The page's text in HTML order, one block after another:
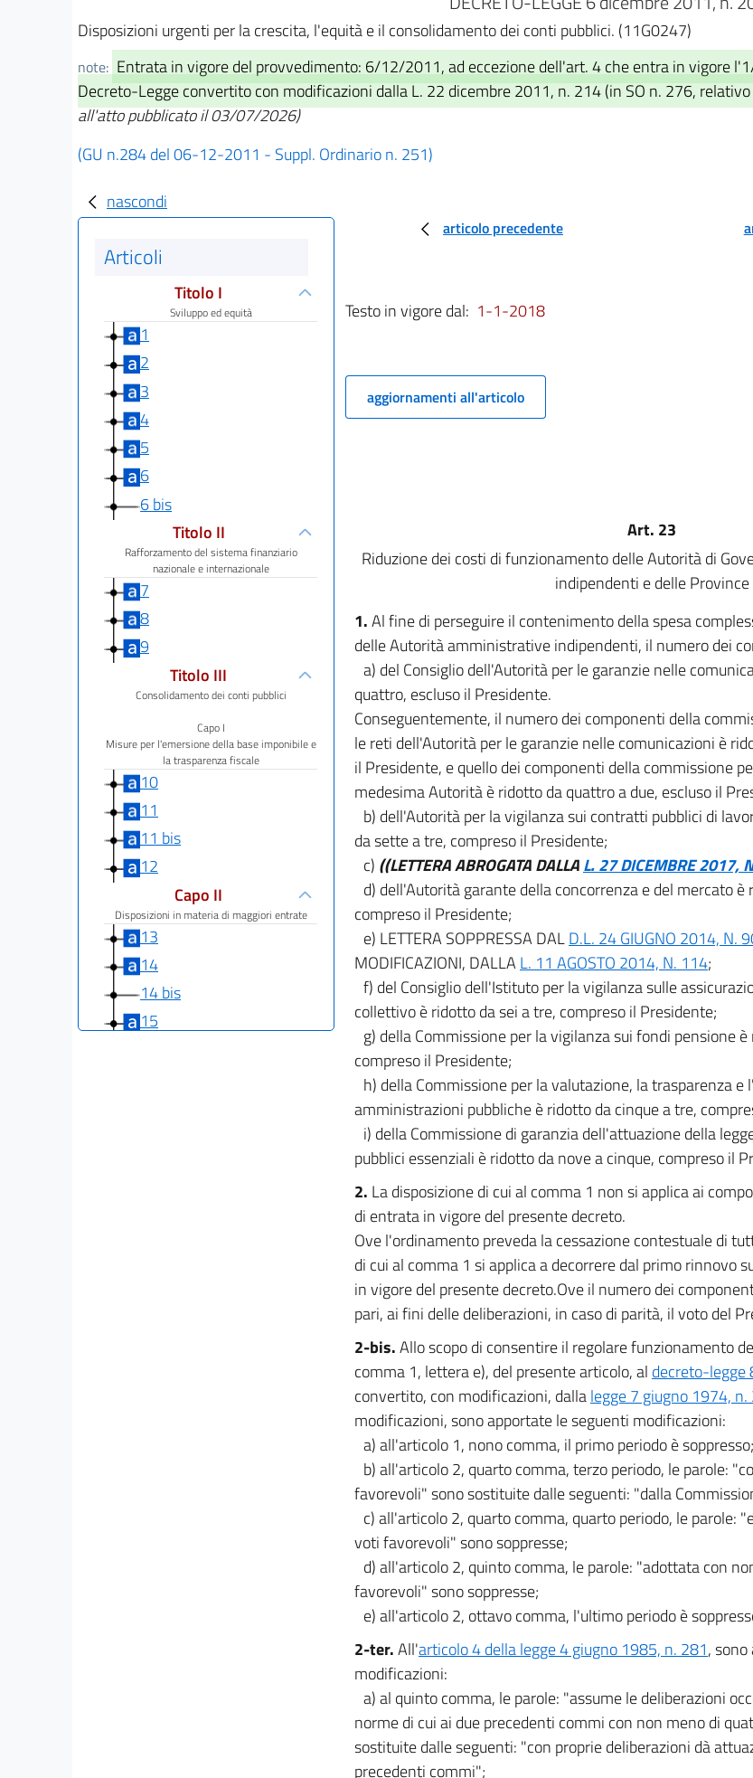
Disposizioni urgenti per la crescita, l'equità e il consolidamento dei conti pubblici. (11G0247)
note: Entrata in vigore del provvedimento: 6/12/2011, ad eccezione dell'art. 4 che entra in vigore
Decreto-Legge convertito con modificazioni dalla L. 22 dicembre 2011, n. 214 (in SO n. 276,
all'atto pubblicato il 03/07/2026)
(GU n.284 del 06-12-2011 - Suppl. Ordinario n. 251)
nascondi
Articoli
Titolo I
Sviluppo ed equità
1
2
3
4
5
6
6 bis
Titolo II
Rafforzamento del sistema finanziario
nazionale e internazionale
7
8
9
Titolo III
Consolidamento dei conti pubblici
Capo I
Misure per l'emersione della base imponibile e
la trasparenza fiscale
10
11
11 bis
12
Capo II
Disposizioni in materia di maggiori entrate
13
14
14 bis
15
articolo precedente
Testo in vigore dal: 1-1-2018
aggiornamenti all'articolo
Art. 23
Riduzione dei costi di funzionamento delle Autorità di
indipendenti e delle Province
1.Al fine di perseguire il contenimento della spesa
delle Autorità amministrative indipendenti, il numero dei
a) del Consiglio dell'Autorità per le garanzie nelle
quattro, escluso il Presidente.
Conseguentemente, il numero dei componenti della
le reti dell'Autorità per le garanzie nelle comunicazioni è
il Presidente, e quello dei componenti della commissione
medesima Autorità è ridotto da quattro a due, escluso il
b) dell'Autorità per la vigilanza sui contratti pubblici di
da sette a tre, compreso il Presidente;
c) ((LETTERA ABROGATA DALLAL. 27 DICEMBRE 2017,
d) dell'Autorità garante della concorrenza e del mercato è
compreso il Presidente;
e) LETTERA SOPPRESSA DALD.L. 24 GIUGNO 2014, N.
MODIFICAZIONI, DALLA L. 11 AGOSTO 2014, N. 114;
f) del Consiglio dell'Istituto per la vigilanza sulle
collettivo è ridotto da sei a tre, compreso il Presidente;
g) della Commissione per la vigilanza sui fondi pensione
compreso il Presidente;
h) della Commissione per la valutazione, la trasparenza
amministrazioni pubbliche è ridotto da cinque a tre,
i) della Commissione di garanzia dell'attuazione della
pubblici essenziali è ridotto da nove a cinque, compreso il
2. La disposizione di cui al comma 1 non si applica ai
di entrata in vigore del presente decreto.
Ove l'ordinamento preveda la cessazione contestuale di
di cui al comma 1 si applica a decorrere dal primo rinnovo
in vigore del presente decreto.Ove il numero dei
pari, ai fini delle deliberazioni, in caso di parità, il voto del
2-bis.Allo scopo di consentire il regolare funzionamento
comma 1, lettera e), del presente articolo, al decreto-legge
convertito, con modificazioni, dallalegge 7 giugno 1974,
modificazioni, sono apportate le seguenti modificazioni:
a) all'articolo 1, nono comma, il primo periodo è soppresso;
b) all'articolo 2, quarto comma, terzo periodo, le parole:
favorevoli" sono sostituite dalle seguenti: "dalla
c) all'articolo 2, quarto comma, quarto periodo, le parole:
voti favorevoli" sono soppresse;
d) all'articolo 2, quinto comma, le parole: "adottata con
favorevoli" sono soppresse;
e) all'articolo 2, ottavo comma, l'ultimo periodo è
2-ter.All'articolo 4 della legge 4 giugno 1985, n. 281,
modificazioni:
a) al quinto comma, le parole: "assume le deliberazioni
norme di cui ai due precedenti commi con non meno di
sostituite dalle seguenti: "con proprie deliberazioni dà
precedenti commi";